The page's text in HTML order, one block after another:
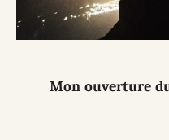
Mon ouverture